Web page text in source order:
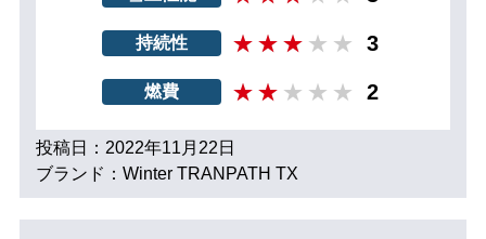
持続性 3
燃費 2
投稿日：2022年11月22日
ブランド：Winter TRANPATH TX